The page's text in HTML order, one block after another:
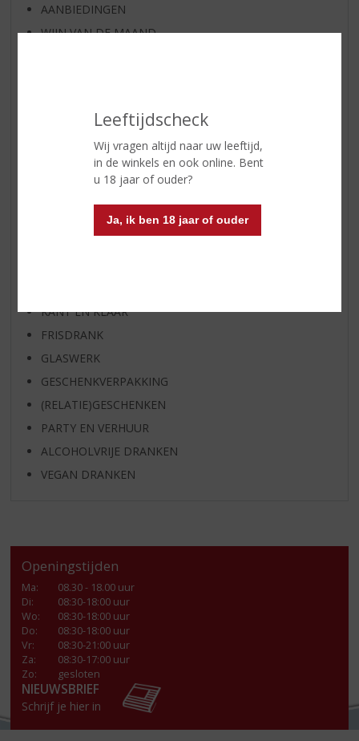
Leeftijdscheck
Wij vragen altijd naar uw leeftijd,
in de winkels en ook online. Bent
u 18 jaar of ouder?
Ja, ik ben 18 jaar of ouder
AANBIEDINGEN
WIJN VAN DE MAAND
SPIRIT VAN DE MAAND
EXCLUSIEF TOPSLIJTER
KANT EN KLAAR
FRISDRANK
GLASWERK
GESCHENKVERPAKKING
(RELATIE)GESCHENKEN
PARTY EN VERHUUR
ALCOHOLVRIJE DRANKEN
VEGAN DRANKEN
Openingstijden
Ma:
08.30 - 18.00 uur
Di:
08:30-18:00 uur
Wo:
08:30-18:00 uur
Do:
08:30-18:00 uur
Vr:
08:30-21:00 uur
Za:
08:30-17:00 uur
Zo:
gesloten
NIEUWSBRIEF
Schrijf je hier in